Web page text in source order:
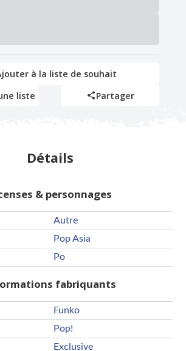
à la liste de souhait
liste
Partager
Détails
& personnages
Autre
Pop Asia
Po
fabriquants
Funko
Pop!
Exclusive